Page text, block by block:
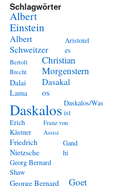
Schlagwörter
Albert
Einstein
Albert
Schweitzer
Aristotel
es
Bertolt
Brecht
Christian
Morgenstern
Dalai
Lama
Dasakal
os
Daskalos Daskalos/Was
ist
Erich
Kästner
Franz von
Assisi
Friedrich
Nietzsche
Gand
hi
Georg Bernard
Shaw
George Bernard
Goet